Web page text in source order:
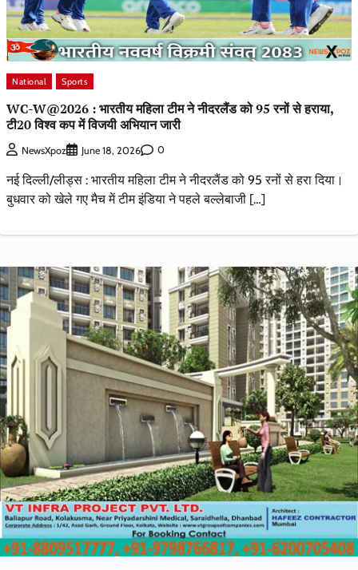
National Sports
WC-W@2026 : भारतीय महिला टीम ने नीदरलैंड को 95 रनों से हराया,
टी20 विश्व कप में विजयी अभियान जारी
NewsXpoz June 18, 2026 0
नई दिल्ली/लीड्स : भारतीय महिला टीम ने नीदरलैंड को 95 रनों से हरा दिया।
बुधवार को खेले गए मैच में टीम इंडिया ने पहले बल्लेबाजी […]